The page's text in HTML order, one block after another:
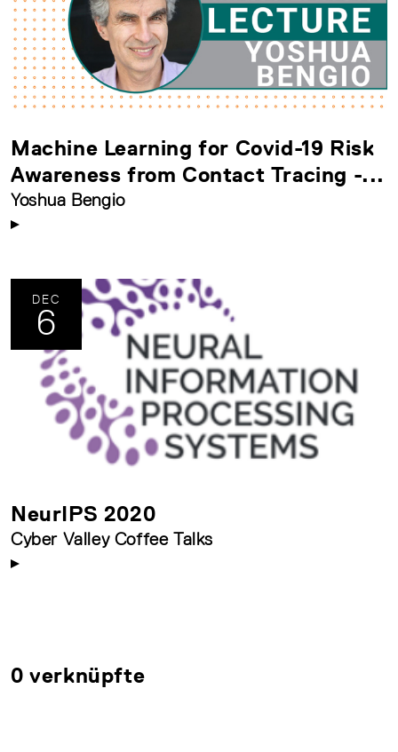
Machine Learning for Covid-19 Risk
Awareness from Contact Tracing -...
Yoshua Bengio
DEC
6
NeurIPS 2020
Cyber Valley Coffee Talks
0 verknüpfte